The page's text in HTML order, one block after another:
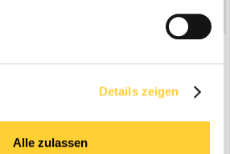
Details zeigen
Alle zulassen